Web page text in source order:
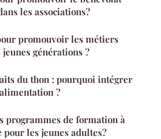
les associations?
promouvoir les métiers
générations ?
du thon : pourquoi intégrer
?
programmes de formation à
les jeunes adultes?